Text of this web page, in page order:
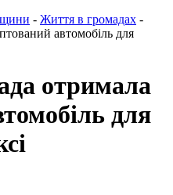
- Життя в громадах -
автомобіль для
отримала
для